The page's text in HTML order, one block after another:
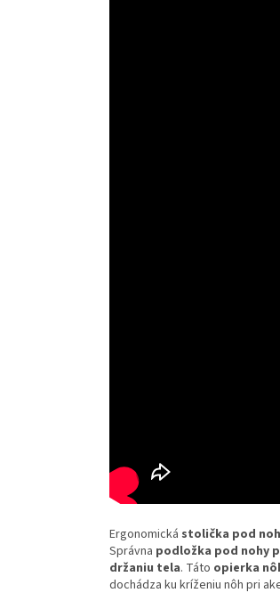
Ergonomická stolička pod
Správna podložka pod nohy
držaniu tela. Táto opierka
dochádza ku kríženiu nôh pri